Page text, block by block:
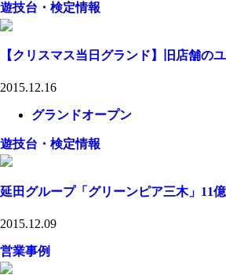
遊技台・検定情報
【クリスマス当日グランド】旧店舗の
2015.12.16
グランドオープン
遊技台・検定情報
延田グループ「グリーンピア三木」11
2015.12.09
営業事例